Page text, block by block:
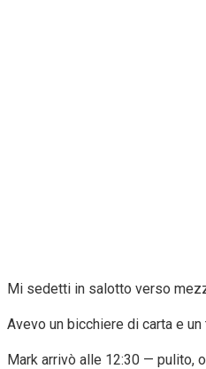
Mi sedetti in salotto verso
Avevo un bicchiere di carta e
Mark arrivò alle 12:30 — pulito,